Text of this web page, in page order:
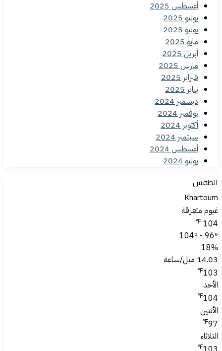
أغسطس 2025
يوليو 2025
يونيو 2025
مايو 2025
أبريل 2025
مارس 2025
فبراير 2025
يناير 2025
ديسمبر 2024
نوفمبر 2024
أكتوبر 2024
سبتمبر 2024
أغسطس 2024
يوليو 2024
الطقس
Khartoum
غيوم متفرقة
104
℉
104º - 96º
18%
14.03 ميل/ساعة
103
℉
الأحد
104
℉
الأثنين
97
℉
الثلاثاء
℉